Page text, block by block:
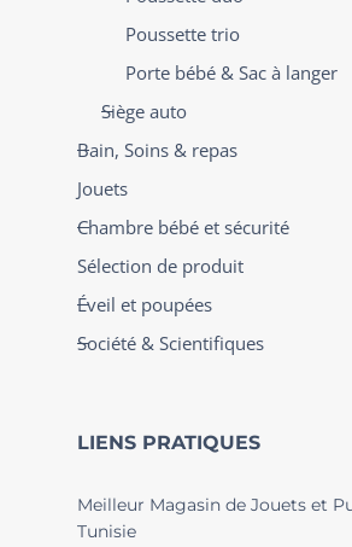
Poussette trio
Porte bébé & Sac à langer
Siège auto
Bain, Soins & repas
Jouets
Chambre bébé et sécurité
Sélection de produit
Éveil et poupées
Société & Scientifiques
LIENS PRATIQUES
Meilleur Magasin de Jouets et
Tunisie